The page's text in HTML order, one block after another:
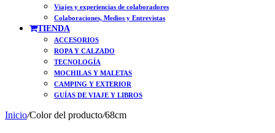
Viajes y experiencias de colaboradores
Colaboraciones, Medios y Entrevistas
TIENDA
ACCESORIOS
ROPA Y CALZADO
TECNOLOGÍA
MOCHILAS Y MALETAS
CAMPING Y EXTERIOR
GUÍAS DE VIAJE Y LIBROS
Inicio/Color del producto/68cm